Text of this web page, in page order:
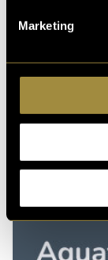
Marketing
Kritik